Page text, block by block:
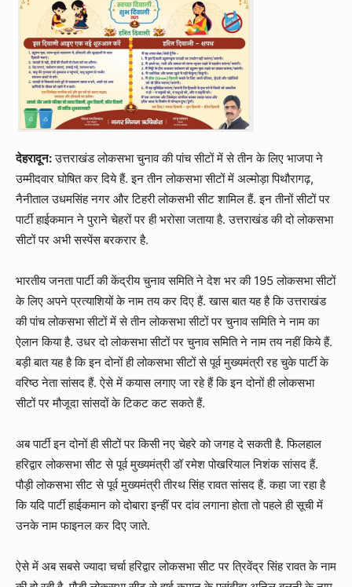
देहरादून:उत्तराखंड लोकसभा चुनाव की पांच सीटों में से तीन के लिए भाजपा ने
उम्मीदवार घोषित कर दिये हैं. इन तीन लोकसभा सीटों में अल्मोड़ा पिथौरागढ़,
नैनीताल उधमसिंह नगर और टिहरी लोकसभी सीट शामिल हैं. इन तीनों सीटों पर
पार्टी हाईकमान ने पुराने चेहरों पर ही भरोसा जताया है. उत्तराखंड की दो लोकसभा
सीटों पर अभी सस्पेंस बरकरार है.
भारतीय जनता पार्टी की केंद्रीय चुनाव समिति ने देश भर की 195 लोकसभा सीटों
के लिए अपने प्रत्याशियों के नाम तय कर दिए हैं. खास बात यह है कि उत्तराखंड
की पांच लोकसभा सीटों में से तीन लोकसभा सीटों पर चुनाव समिति ने नाम का
ऐलान किया है. उधर दो लोकसभा सीटों पर चुनाव समिति ने नाम तय नहीं किये हैं.
बड़ी बात यह है कि इन दोनों ही लोकसभा सीटों से पूर्व मुख्यमंत्री रह चुके पार्टी के
वरिष्ठ नेता सांसद हैं. ऐसे में कयास लगाए जा रहे हैं कि इन दोनों ही लोकसभा
सीटों पर मौजूदा सांसदों के टिकट कट सकते हैं.
अब पार्टी इन दोनों ही सीटों पर किसी नए चेहरे को जगह दे सकती है. फिलहाल
हरिद्वार लोकसभा सीट से पूर्व मुख्यमंत्री डॉ रमेश पोखरियाल निशंक सांसद हैं.
पौड़ी लोकसभा सीट से पूर्व मुख्यमंत्री तीरथ सिंह रावत सांसद हैं. कहा जा रहा है
कि यदि पार्टी हाईकमान को दोबारा इन्हीं पर दांव लगाना होता तो पहले ही सूची में
उनके नाम फाइनल कर दिए जाते.
ऐसे में अब सबसे ज्यादा चर्चा हरिद्वार लोकसभा सीट पर त्रिवेंद्र सिंह रावत के नाम